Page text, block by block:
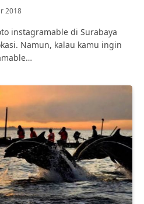
2018
instagramable di Surabaya
Namun, kalau kamu ingin